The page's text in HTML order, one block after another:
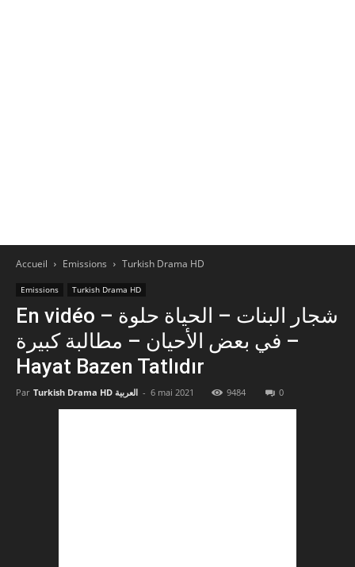
Accueil Emissions Turkish Drama HD
Emissions Turkish Drama HD
En vidéo – شجار البنات – الحياة حلوة
في بعض الأحيان – مطالبة كبيرة –
Hayat Bazen Tatlıdır
Par Turkish Drama HD العربية - 6 mai 2021 9484 0